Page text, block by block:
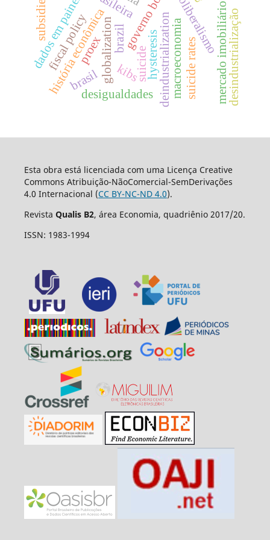
história econômica deindustrialization
globalization
dados em painel neoliberalismo
desigualdades
brasil macroeconomia mercado imobiliáriodesindustrialização
brazil
suicide suicide rates
fiscal policy hysteresis
proex
subsidies
kibs
Esta obra está licenciada com uma Licença Creative
Commons Atribuição-NãoComercial-SemDerivações
4.0 Internacional (CC BY-NC-ND 4.0).
Revista Qualis B2, área Economia, quadriênio 2017/20.
ISSN: 1983-1994